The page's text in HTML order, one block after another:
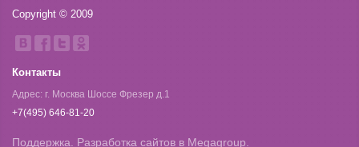
Copyright © 2009
Контакты
Адрес: г. Москва Шоссе Фрезер д.1
+7(495) 646-81-20
Поддержка. Разработка сайтов в Megagroup.